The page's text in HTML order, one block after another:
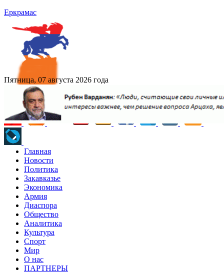
Еркрамас
Пятница, 07 августа 2026 года
Главная
Новости
Политика
Закавказье
Экономика
Армия
Диаспора
Общество
Аналитика
Культура
Спорт
Мир
О нас
ПАРТНЕРЫ